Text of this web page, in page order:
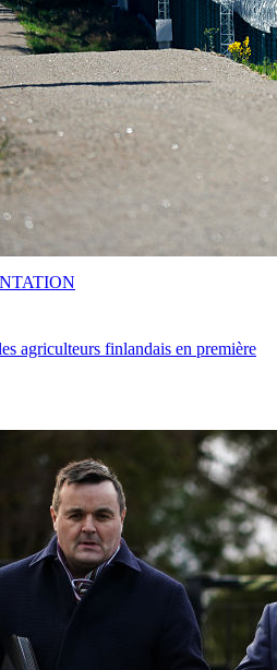
agriculteurs finlandais en première